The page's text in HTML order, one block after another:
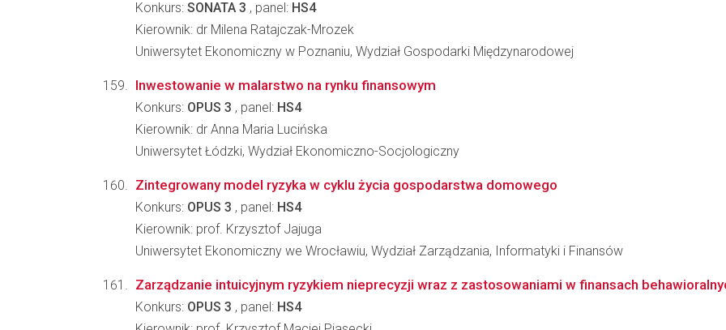
Konkurs: SONATA 3 , panel: HS4
Kierownik: dr Milena Ratajczak-Mrozek
Uniwersytet Ekonomiczny w Poznaniu, Wydział Gospodarki Międzynarodowej
Inwestowanie w malarstwo na rynku finansowym
Konkurs: OPUS 3 , panel: HS4
Kierownik: dr Anna Maria Lucińska
Uniwersytet Łódzki, Wydział Ekonomiczno-Socjologiczny
Zintegrowany model ryzyka w cyklu życia gospodarstwa domowego
Konkurs: OPUS 3 , panel: HS4
Kierownik: prof. Krzysztof Jajuga
Uniwersytet Ekonomiczny we Wrocławiu, Wydział Zarządzania, Informatyki i Finansów
Zarządzanie intuicyjnym ryzykiem nieprecyzji wraz z zastosowaniami w finansach
Konkurs: OPUS 3 , panel: HS4